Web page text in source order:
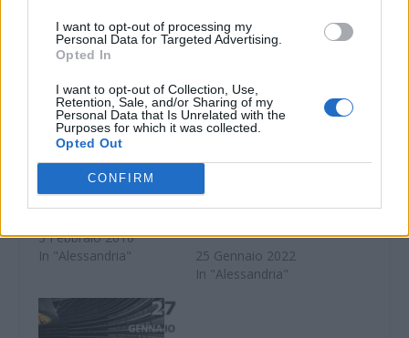
I want to opt-out of processing my
Personal Data for Targeted Advertising.
Opted In
I want to opt-out of Collection, Use,
Retention, Sale, and/or Sharing of my
Personal Data that Is Unrelated with the
Purposes for which it was collected.
Opted Out
CONFIRM
Correlati
Ad Alessandria si
presenta un libro per
il Giorno della
Memoria
3 Febbraio 2016
In "Alessandria"
ricorda il partigiano
deportato Armando
25 Gennaio 2022
In "Alessandria"